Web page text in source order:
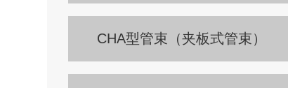
CHA型管束（夹板式管束）